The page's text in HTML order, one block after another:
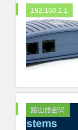
192.168.1.1
路由器密码